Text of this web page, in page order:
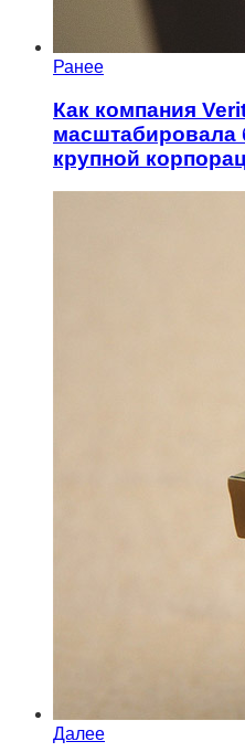
Ранее
Как компания
масштабировала
крупной
Далее